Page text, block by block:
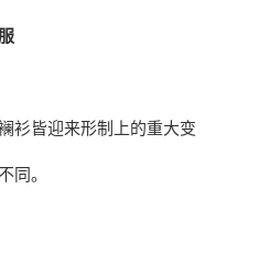
衫皆迎来形制上的重大变
同。